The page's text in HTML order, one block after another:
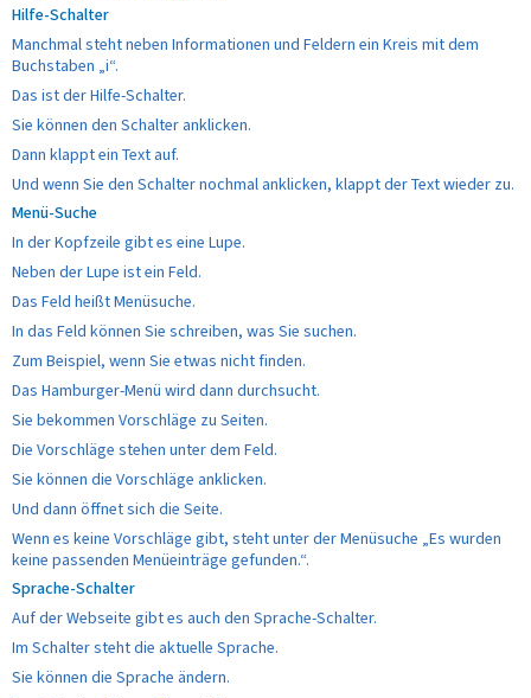
Hilfe-Schalter
Manchmal steht neben Informationen und Feldern ein Kreis mit dem
Buchstaben „i“.
Das ist der Hilfe-Schalter.
Sie können den Schalter anklicken.
Dann klappt ein Text auf.
Und wenn Sie den Schalter nochmal anklicken, klappt der Text wieder zu.
Menü-Suche
In der Kopfzeile gibt es eine Lupe.
Neben der Lupe ist ein Feld.
Das Feld heißt Menüsuche.
In das Feld können Sie schreiben, was Sie suchen.
Zum Beispiel, wenn Sie etwas nicht finden.
Das Hamburger-Menü wird dann durchsucht.
Sie bekommen Vorschläge zu Seiten.
Die Vorschläge stehen unter dem Feld.
Sie können die Vorschläge anklicken.
Und dann öffnet sich die Seite.
Wenn es keine Vorschläge gibt, steht unter der Menüsuche „Es wurden
keine passenden Menüeinträge gefunden.“.
Sprache-Schalter
Auf der Webseite gibt es auch den Sprache-Schalter.
Im Schalter steht die aktuelle Sprache.
Sie können die Sprache ändern.